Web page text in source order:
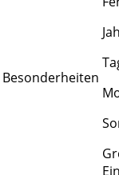
Besonderheiten